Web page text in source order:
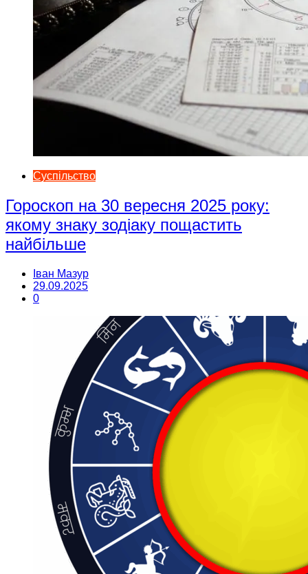
Суспільство
Гороскоп на 30 вересня 2025 року:
якому знаку зодіаку пощастить
найбільше
Іван Мазур
29.09.2025
0